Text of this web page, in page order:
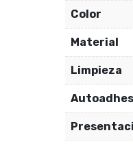
Color
Material
Limpieza